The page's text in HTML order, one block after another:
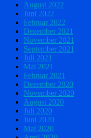
August 2022
Juni 2022
Februar 2022
Dezember 2021
November 2021
September 2021
Juli 2021
Mai 2021
Februar 2021
Dezember 2020
November 2020
August 2020
Juli 2020
Juni 2020
Mai 2020